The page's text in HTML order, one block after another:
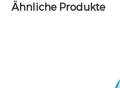
Ähnliche Produkte